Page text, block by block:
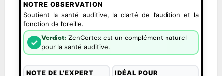
NOTRE OBSERVATION
Soutient la santé auditive, la clarté de l’audition et la
fonction de l’oreille.
✓ Verdict: ZenCortex est un complément naturel
pour la santé auditive.
NOTE DE L'EXPERT
IDÉAL POUR